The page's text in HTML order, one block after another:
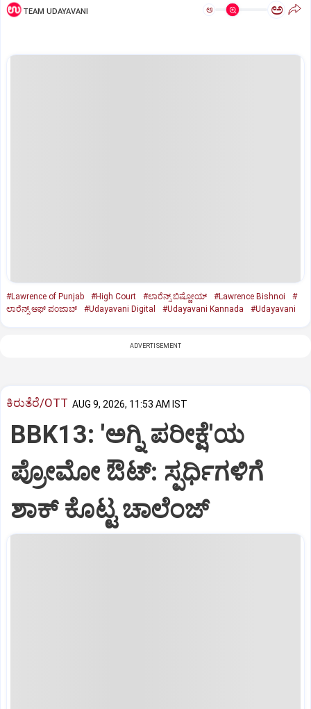
TEAM UDAYAVANI ಅ ಅ
#Lawrence of Punjab #High Court #ಲಾರೆನ್ಸ್ ಬಿಷ್ಣೋಯ್ #Lawrence Bishnoi
#
ಲಾರೆನ್ಸ್ ಆಫ್ ಪಂಜಾಬ್
#Udayavani Digital #Udayavani Kannada #Udayavani
ADVERTISEMENT
ಕಿರುತೆರೆ/OTT AUG 9, 2026, 11:53 AM IST
BBK13: 'ಅಗ್ನಿ ಪರೀಕ್ಷೆ'ಯ
ಪ್ರೋಮೋ ಔಟ್: ಸ್ಪರ್ಧಿಗಳಿಗೆ
ಶಾಕ್ ಕೊಟ್ಟ ಚಾಲೆಂಜ್